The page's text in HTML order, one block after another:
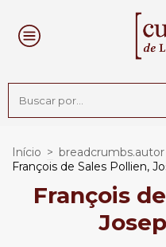
Início > breadcrumbs.autor
François de Sales Pollien,
François